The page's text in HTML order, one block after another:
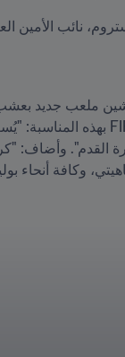
نائب الأمين
وكافة أنحاء